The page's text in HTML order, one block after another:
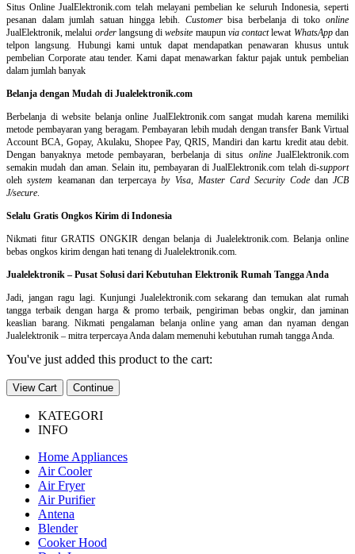
Situs Online JualElektronik.com telah melayani pembelian ke seluruh Indonesia, seperti
pesanan dalam jumlah satuan hingga lebih. Customerbisa berbelanja di tokoonline
JualElektronik, melalui orderlangsung diwebsite maupun via contactlewat WhatsAppdan
telpon langsung. Hubungi kami untuk dapat mendapatkan penawaran khusus untuk
pembelian Corporate atau tender. Kami dapat menawarkan faktur pajak untuk pembelian
dalam jumlah banyak
Belanja dengan Mudah di Jualelektronik.com
Berbelanja diwebsite belanja online JualElektronik.com sangat mudah karena memiliki
metode pembayaran yang beragam. Pembayaran lebih mudah dengan transfer Bank Virtual
Account BCA, Gopay, Akulaku, Shopee Pay, QRIS, Mandiri dan kartu kredit atau debit.
Dengan banyaknya metode pembayaran, berbelanja di situs onlineJualElektronik.com
semakin mudah dan aman. Selain itu, pembayaran di JualElektronik.com telah di-support
olehsystem keamanan dan terpercayaby Visa, Master Card Security Codedan JCB
J/secure.
Selalu Gratis Ongkos Kirim di Indonesia
Nikmati fitur GRATIS ONGKIR dengan belanja di Jualelektronik.com. Belanja online
bebas ongkos kirim dengan hati tenang di Jualelektronik.com.
Jualelektronik – Pusat Solusi dari Kebutuhan Elektronik Rumah Tangga Anda
Jadi, jangan ragu lagi. Kunjungi Jualelektronik.com sekarang dan temukan alat rumah
tangga terbaik dengan harga & promo terbaik, pengiriman bebas ongkir, dan jaminan
keaslian barang. Nikmati pengalaman belanja online yang aman dan nyaman dengan
Jualelektronik – mitra terpercaya Anda dalam memenuhi kebutuhan rumah tangga Anda.
You've just added this product to the cart:
View Cart Continue
KATEGORI
INFO
Home Appliances
Air Cooler
Air Fryer
Air Purifier
Antena
Blender
Cooker Hood